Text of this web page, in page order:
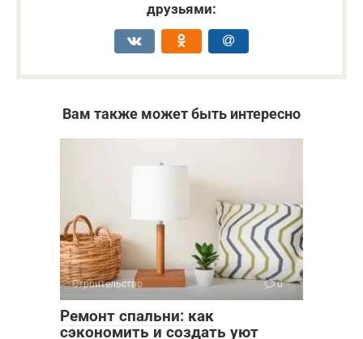
друзьями:
Вам также может быть интересно
Строительство 0
Ремонт спальни: как
сэкономить и создать уют